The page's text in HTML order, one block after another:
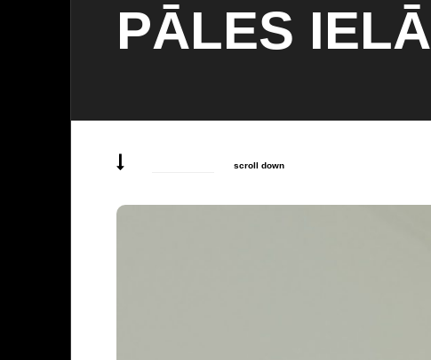
PĀLES IELĀ
scroll down